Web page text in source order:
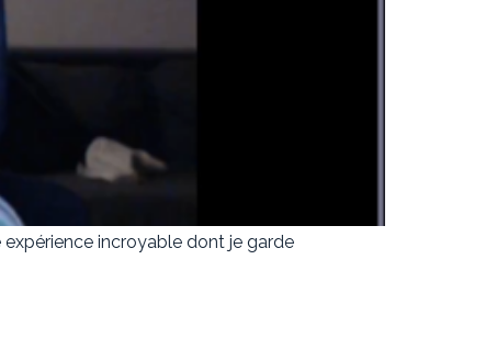
expérience incroyable dont je garde